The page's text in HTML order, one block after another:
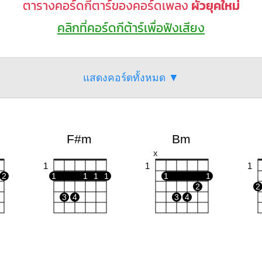
ตารางคอร์ดกีตาร์ของคอร์ดเพลง ผัวยุคใหม่
คลิกที่คอร์ดกีต้าร์เพื่อฟังเสียง
แสดงคอร์ดทั้งหมด ▼
2
F#m
1
1 1 1 1
3 4
Bm
X
1
1
1
2
3
4
1
2